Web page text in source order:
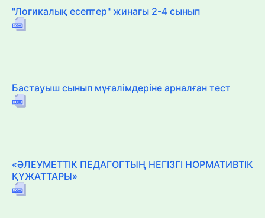
"Логикалық есептер" жинағы 2-4 сынып
Бастауыш сынып мұғалімдеріне арналған тест
«ӘЛЕУМЕТТІК ПЕДАГОГТЫҢ НЕГІЗГІ НОРМАТИВТІК
ҚҰЖАТТАРЫ»